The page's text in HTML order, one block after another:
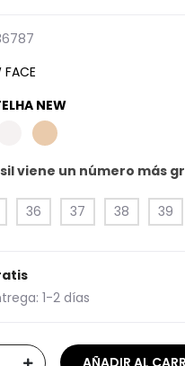
FACE
NEW
viene un número más
36 37 38 39
1-2 días